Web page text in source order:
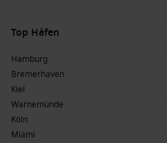
Top Häfen
Hamburg
Bremerhaven
Kiel
Warnemünde
Köln
Miami